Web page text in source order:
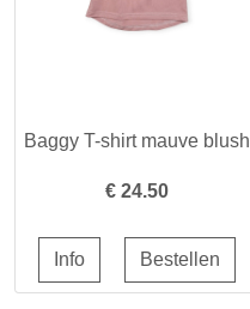
Baggy T-shirt mauve blush
€ 24.50